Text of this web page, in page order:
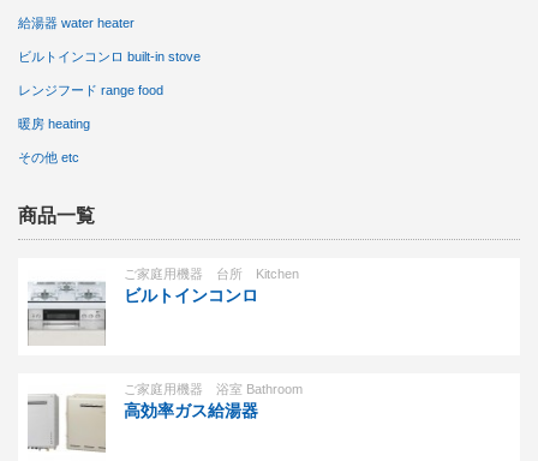
給湯器 water heater
ビルトインコンロ built-in stove
レンジフード range food
暖房 heating
その他 etc
商品一覧
ご家庭用機器 台所 Kitchen
ビルトインコンロ
ご家庭用機器 浴室 Bathroom
高効率ガス給湯器